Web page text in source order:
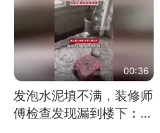
00:36
发泡水泥填不满，装修师
傅检查发现漏到楼下：出